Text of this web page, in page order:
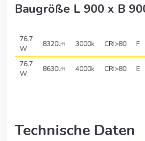
Baugröße L 900 x B
76,7
W
8320lm 3000k CRI>80 F
76,7
W
8630lm 4000k CRI>80 E
Technische Daten